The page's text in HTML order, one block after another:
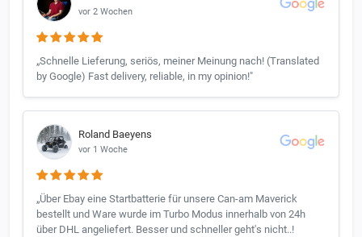
vor 2 Wochen
„Schnelle Lieferung, seriös, meiner Meinung nach! (Translated
by Google) Fast delivery, reliable, in my opinion!"
Roland Baeyens
vor 1 Woche
„Über Ebay eine Startbatterie für unsere Can-am Maverick
bestellt und Ware wurde im Turbo Modus innerhalb von 24h
über DHL angeliefert. Besser und schneller geht's nicht..!